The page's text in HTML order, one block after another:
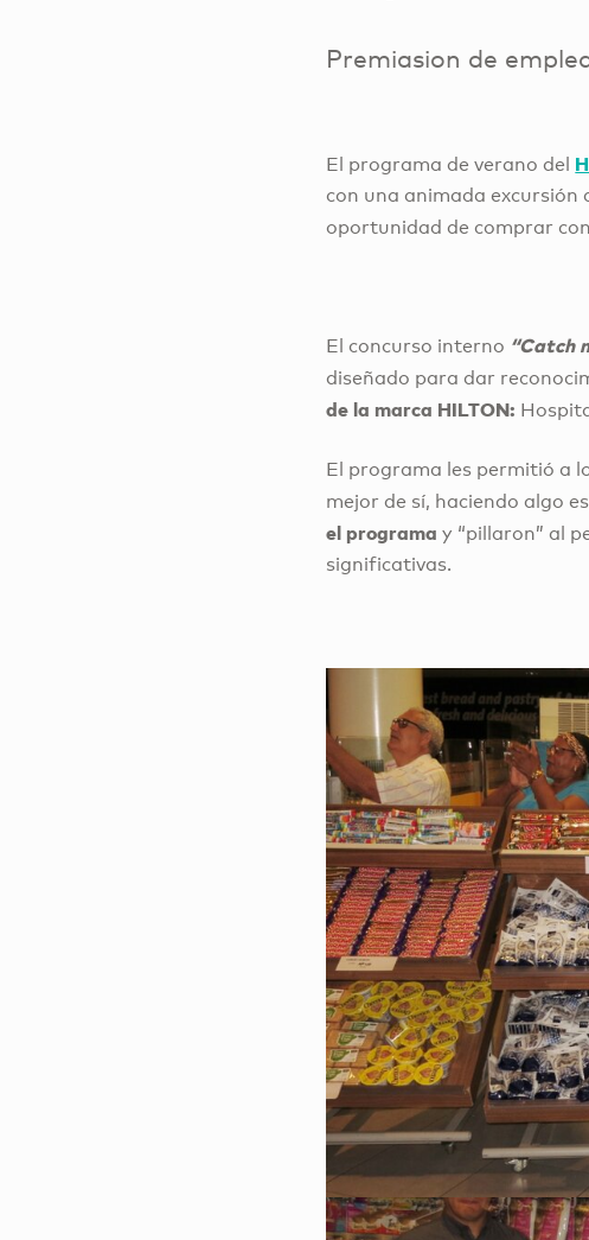
Premiasion de
El programa de verano del
con una animada
oportunidad de comprar
El concurso interno “Catch
diseñado para dar
de la marca HILTON:
El programa les permitió a
mejor de sí, haciendo algo
el programay “pillaron” al
significativas.